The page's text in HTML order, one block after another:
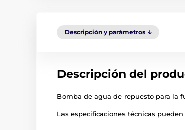
Descripción y parámetros
Descripción del
Bomba de agua de repuesto para la
Las especificaciones técnicas